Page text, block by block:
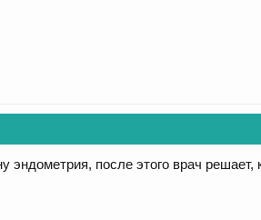
после этого врач решает,